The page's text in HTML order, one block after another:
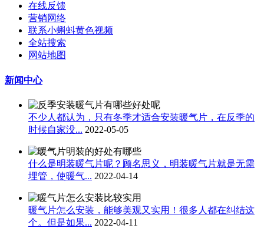
在线反馈
营销网络
联系小蝌蚪黄色视频
全站搜索
网站地图
新闻中心
不少人都认为，只有冬季才适合安装暖气片​，在反季的
时候自家没... 2022-05-05
什么是明装暖气片呢？顾名思义，明装暖气片就是无需
埋管，使暖气... 2022-04-14
暖气片怎么安装，能够美观又实用！很多人都在纠结这
个。但是如果... 2022-04-11